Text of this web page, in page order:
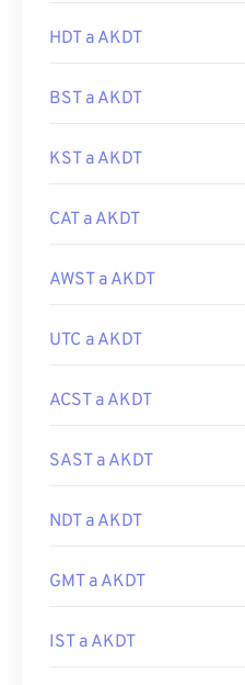
HDT a AKDT
BST a AKDT
KST a AKDT
CAT a AKDT
AWST a AKDT
UTC a AKDT
ACST a AKDT
SAST a AKDT
NDT a AKDT
GMT a AKDT
IST a AKDT